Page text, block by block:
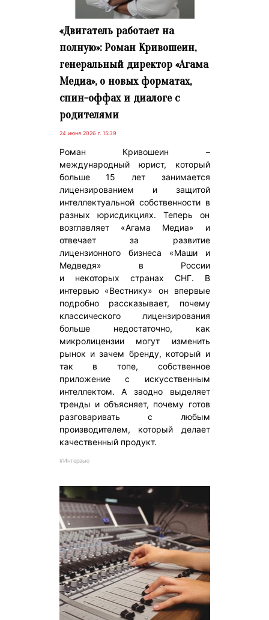
«Двигатель работает на
полную»: Роман Кривошеин,
генеральный директор «Агама
Медиа», о новых форматах,
спин-оффах и диалоге с
родителями
24 июня 2026 г. 15:39
Роман Кривошеин –
международный юрист, который
больше 15 лет занимается
лицензированием и защитой
интеллектуальной собственности в
разных юрисдикциях. Теперь он
возглавляет «Агама Медиа» и
отвечает за развитие
лицензионного бизнеса «Маши и
Медведя» в России
и некоторых странах СНГ. В
интервью «Вестнику» он впервые
подробно рассказывает, почему
классического лицензирования
больше недостаточно, как
микролицензии могут изменить
рынок и зачем бренду, который и
так в топе, собственное
приложение с искусственным
интеллектом. А заодно выделяет
тренды и объясняет, почему готов
разговаривать с любым
производителем, который делает
качественный продукт.
#Интервью